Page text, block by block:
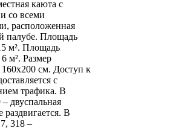
каюта с
со всеми
расположенная
палубе. Площадь
м². Площадь
м². Размер
160х200 см. Доступ к
с
трафика. В
двуспальная
раздвигается. В
318 –